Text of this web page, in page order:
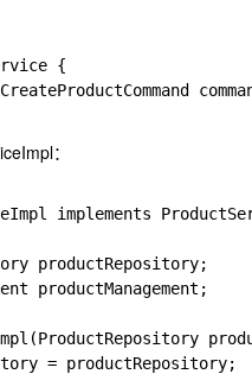
{
：
implements
productRepository;
productManagement;
= productRepository;